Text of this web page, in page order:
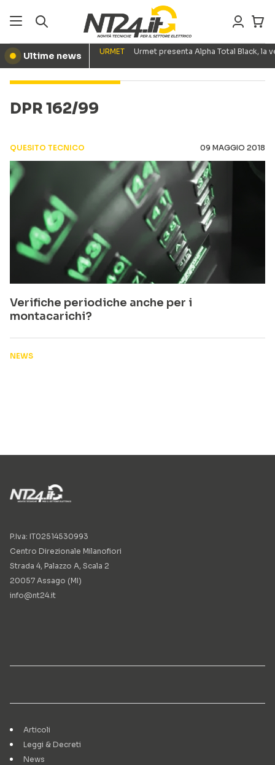
● Ultime news URMET Urmet presenta Alpha Total Black,
DPR 162/99
QUESITO TECNICO 09 MAGGIO 2018
Verifiche periodiche anche per i
montacarichi?
NEWS
P.Iva: IT02514530993
Centro Direzionale Milanofiori
Strada 4, Palazzo A, Scala 2
20057 Assago (MI)
info@nt24.it
Articoli
Leggi & Decreti
News